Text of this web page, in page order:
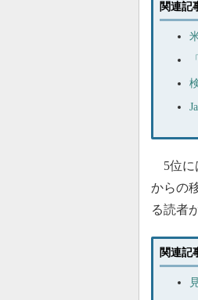
関連記
5位に
からの
る読者
関連記